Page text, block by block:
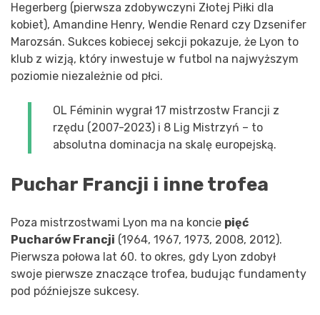
Hegerberg (pierwsza zdobywczyni Złotej Piłki dla
kobiet), Amandine Henry, Wendie Renard czy Dzsenifer
Marozsán. Sukces kobiecej sekcji pokazuje, że Lyon to
klub z wizją, który inwestuje w futbol na najwyższym
poziomie niezależnie od płci.
OL Féminin wygrał 17 mistrzostw Francji z
rzędu (2007-2023) i 8 Lig Mistrzyń – to
absolutna dominacja na skalę europejską.
Puchar Francji i inne trofea
Poza mistrzostwami Lyon ma na koncie pięć
Pucharów Francji (1964, 1967, 1973, 2008, 2012).
Pierwsza połowa lat 60. to okres, gdy Lyon zdobył
swoje pierwsze znaczące trofea, budując fundamenty
pod późniejsze sukcesy.